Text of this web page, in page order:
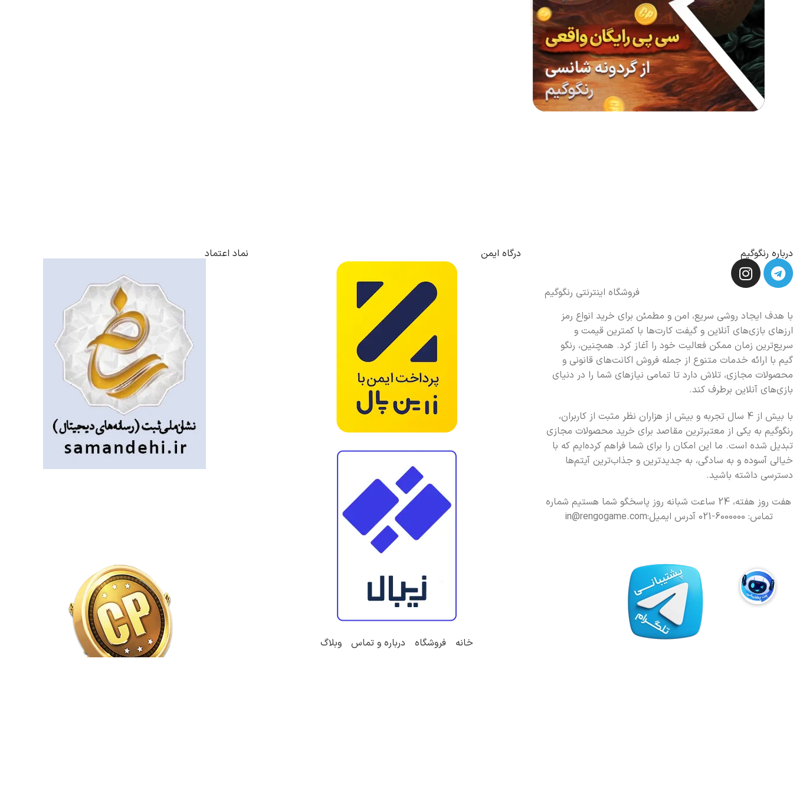
درباره رنگوگیم
فروشگاه اینترنتی رنگوگیم
با هدف ایجاد روشی سریع، امن و مطمئن برای خرید انواع رمز
ارزهای بازی‌های آنلاین و گیفت کارت‌ها با کمترین قیمت و
سریع‌ترین زمان ممکن فعالیت خود را آغاز کرد. همچنین، رنگو
گیم با ارائه خدمات متنوع از جمله فروش اکانت‌های قانونی و
محصولات مجازی، تلاش دارد تا تمامی نیازهای شما را در دنیای
بازی‌های آنلاین برطرف کند.
با بیش از 4 سال تجربه و بیش از هزاران نظر مثبت از کاربران،
رنگوگیم به یکی از معتبرترین مقاصد برای خرید محصولات مجازی
تبدیل شده است. ما این امکان را برای شما فراهم کرده‌ایم که با
خیالی آسوده و به سادگی، به جدیدترین و جذاب‌ترین آیتم‌ها
دسترسی داشته باشید.
هفت روز هفته، 24 ساعت شبانه روز پاسخگو شما هستیم شماره
تماس: 6000000-021 آدرس ایمیل:in@rengogame.com
درگاه ایمن نماد اعتماد
خانه فروشگاه درباره و تماس وبلاگ